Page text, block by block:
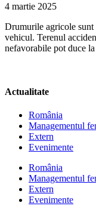
4 martie 2025
Drumurile agricole sunt
vehicul. Terenul
nefavorabile pot duce la
Actualitate
România
Managementul
Extern
Evenimente
România
Managementul
Extern
Evenimente